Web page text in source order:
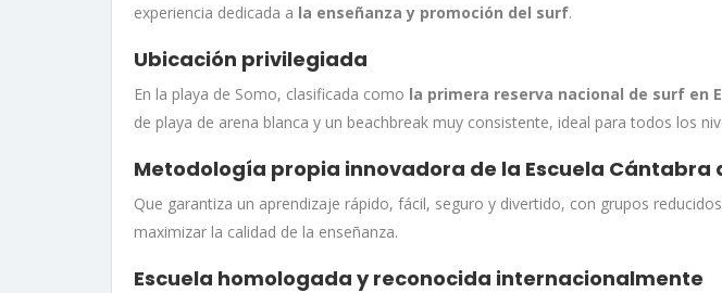
experiencia dedicada a la enseñanza y promoción del surf.
Ubicación privilegiada
En la playa de Somo, clasificada como la primera reserva nacional de surf en
de playa de arena blanca y un beachbreak muy consistente, ideal para todos los
Metodología propia innovadora de la Escuela Cántabra
Que garantiza un aprendizaje rápido, fácil, seguro y divertido, con grupos
maximizar la calidad de la enseñanza.
Escuela homologada y reconocida internacionalmente